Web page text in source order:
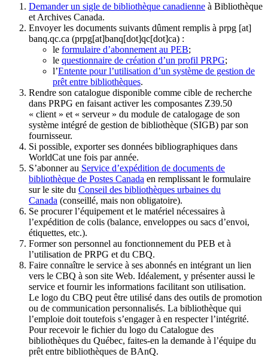
Demander un sigle de bibliothèque canadienne à Bibliothèque
et Archives Canada.
Envoyer les documents suivants dûment remplis à prpg [at]
banq.qc.ca (prpg[at]banq[dot]qc[dot]ca) :
le formulaire d’abonnement au PEB;
le questionnaire de création d’un profil PRPG;
l’Entente pour l’utilisation d’un système de gestion de
prêt entre bibliothèques.
Rendre son catalogue disponible comme cible de recherche
dans PRPG en faisant activer les composantes Z39.50
« client » et « serveur » du module de catalogage de son
système intégré de gestion de bibliothèque (SIGB) par son
fournisseur.
Si possible, exporter ses données bibliographiques dans
WorldCat une fois par année.
S’abonner au Service d’expédition de documents de
bibliothèque de Postes Canada en remplissant le formulaire
sur le site du Conseil des bibliothèques urbaines du
Canada (conseillé, mais non obligatoire).
Se procurer l’équipement et le matériel nécessaires à
l’expédition de colis (balance, enveloppes ou sacs d’envoi,
étiquettes, etc.).
Former son personnel au fonctionnement du PEB et à
l’utilisation de PRPG et du CBQ.
Faire connaître le service à ses abonnés en intégrant un lien
vers le CBQ à son site Web. Idéalement, y présenter aussi le
service et fournir les informations facilitant son utilisation.
Le logo du CBQ peut être utilisé dans des outils de promotion
ou de communication personnalisés. La bibliothèque qui
l’emploie doit toutefois s’engager à en respecter l’intégrité.
Pour recevoir le fichier du logo du Catalogue des
bibliothèques du Québec, faites-en la demande à l’équipe du
prêt entre bibliothèques de BAnQ.